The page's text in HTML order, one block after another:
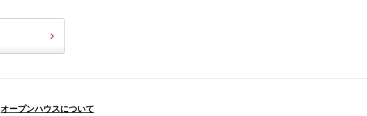
オープンハウスについて